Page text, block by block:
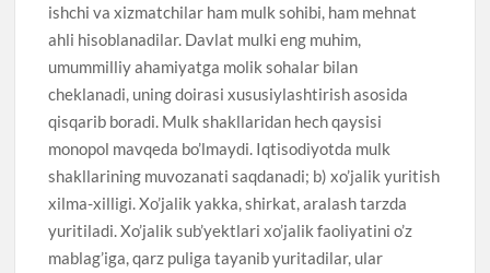
ishchi va xizmatchilar ham mulk sohibi, ham mehnat
ahli hisoblanadilar. Davlat mulki eng muhim,
umummilliy ahamiyatga molik sohalar bilan
cheklanadi, uning doirasi xususiylashtirish asosida
qisqarib boradi. Mulk shakllaridan hech qaysisi
monopol mavqeda bo’lmaydi. Iqtisodiyotda mulk
shakllarining muvozanati saqdanadi; b) xo’jalik yuritish
xilma-xilligi. Xo’jalik yakka, shirkat, aralash tarzda
yuritiladi. Xo’jalik sub’yektlari xo’jalik faoliyatini o’z
mablag’iga, qarz puliga tayanib yuritadilar, ular